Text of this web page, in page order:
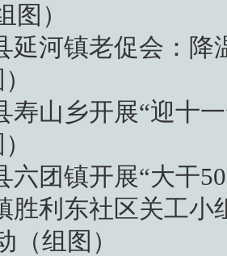
图）
延河镇老促会：降
寿山乡开展“迎十
六团镇开展“大干
胜利东社区关工小
（组图）